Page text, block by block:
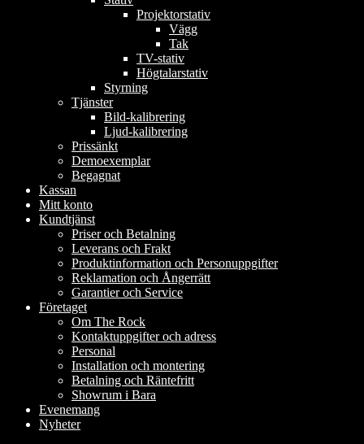
Projektorstativ
Vägg
Tak
TV-stativ
Högtalarstativ
Styrning
Tjänster
Bild-kalibrering
Ljud-kalibrering
Prissänkt
Demoexemplar
Begagnat
Kassan
Mitt konto
Kundtjänst
Priser och Betalning
Leverans och Frakt
Produktinformation och Personuppgifter
Reklamation och Ångerrätt
Garantier och Service
Företaget
Om The Rock
Kontaktuppgifter och adress
Personal
Installation och montering
Betalning och Räntefritt
Showrum i Bara
Evenemang
Nyheter